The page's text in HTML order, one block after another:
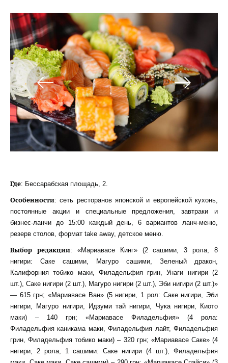
Где: Бессарабская площадь, 2.
Особенности: сеть ресторанов японской и европейской кухонь,
постоянные акции и специальные предложения, завтраки и
бизнес-ланчи до 15:00 каждый день, 6 вариантов ланч-меню,
резерв столов, формат take away, детское меню.
Выбор редакции: «Мариавасе Кинг» (2 сашими, 3 рола, 8
нигири: Саке сашими, Магуро сашими, Зеленый дракон,
Калифорния тобико маки, Филадельфия грин, Унаги нигири (2
шт.), Саке нигири (2 шт.), Магуро нигири (2 шт.), Эби нигири (2 шт.)»
— 615 грн; «Мариавасе Ван» (5 нигири, 1 рол: Саке нигири, Эби
нигири, Магуро нигири, Идзуми тай нигири, Чука нигири, Киото
маки) – 140 грн; «Мариавасе Филадельфия» (4 рола:
Филадельфия каникама маки, Филадельфия лайт, Филадельфия
грин, Филадельфия тобико маки) – 320 грн; «Мариавасе Саке» (4
нигири, 2 рола, 1 сашими: Саке нигири (4 шт.), Филадельфия